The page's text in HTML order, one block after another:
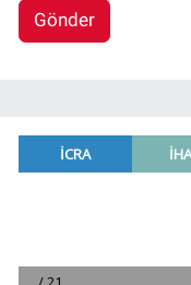
Gönder